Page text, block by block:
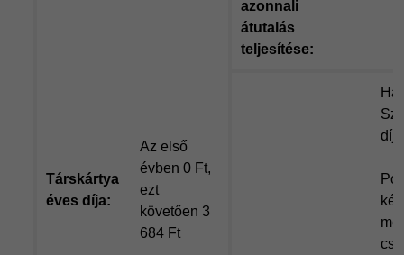
Társkártya
éves díja:
Az első
évben 0 Ft,
ezt
követően 3
684 Ft
azonnali
átutalás
teljesítése:
díj: